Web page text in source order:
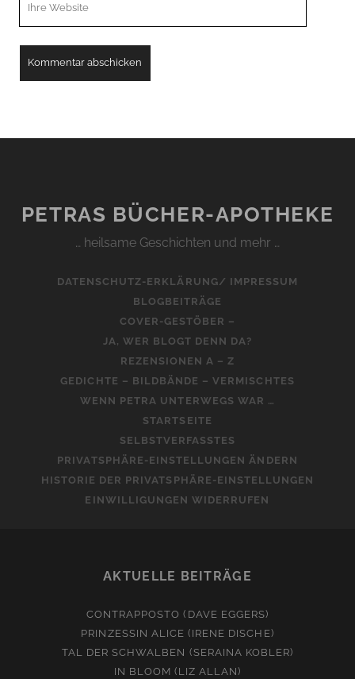
PETRAS BÜCHER-APOTHEKE
… heilsame Geschichten und mehr …
DATENSCHUTZ-ERKLÄRUNG/ IMPRESSUM
BLOGBEITRÄGE
COVER-GESTÖBER –
JA, WER BLOGT DENN DA?
REZENSIONEN A – Z
GEDICHTE – BILDBÄNDE – VERMISCHTES
WENN PETRA UNTERWEGS WAR …
STARTSEITE
SELBSTVERFASSTES
PRIVATSPHÄRE-EINSTELLUNGEN ÄNDERN
HISTORIE DER PRIVATSPHÄRE-EINSTELLUNGEN
EINWILLIGUNGEN WIDERRUFEN
AKTUELLE BEITRÄGE
CONTRAPPOSTO (DAVE EGGERS)
PRINZESSIN ALICE (IRENE DISCHE)
TAL DER SCHWALBEN (SERAINA KOBLER)
IN BLOOM (LIZ ALLAN)